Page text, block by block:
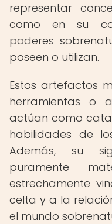
representar
como en su
poderes
poseen o utilizan.
Estos artefactos
herramientas o
actúan como
habilidades de
Además, su
puramente
estrechamente
celta y a la
el mundo